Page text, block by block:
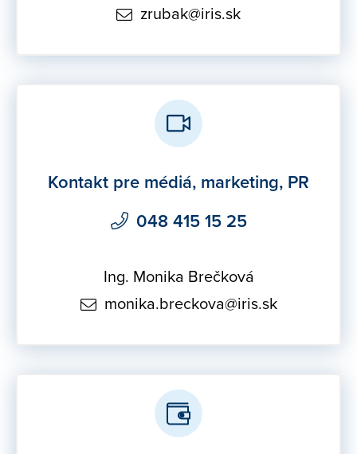
zrubak@iris.sk
Kontakt pre médiá, marketing, PR
048 415 15 25
Ing. Monika Brečková
monika.breckova@iris.sk